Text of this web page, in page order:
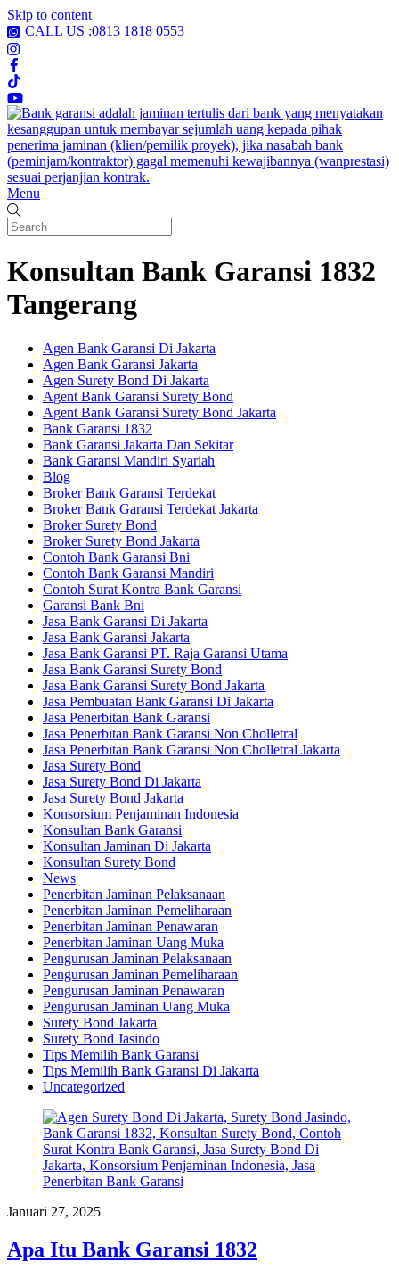
Skip to content
CALL US :0813 1818 0553
Menu
Konsultan Bank Garansi 1832
Tangerang
Agen Bank Garansi Di Jakarta
Agen Bank Garansi Jakarta
Agen Surety Bond Di Jakarta
Agent Bank Garansi Surety Bond
Agent Bank Garansi Surety Bond Jakarta
Bank Garansi 1832
Bank Garansi Jakarta Dan Sekitar
Bank Garansi Mandiri Syariah
Blog
Broker Bank Garansi Terdekat
Broker Bank Garansi Terdekat Jakarta
Broker Surety Bond
Broker Surety Bond Jakarta
Contoh Bank Garansi Bni
Contoh Bank Garansi Mandiri
Contoh Surat Kontra Bank Garansi
Garansi Bank Bni
Jasa Bank Garansi Di Jakarta
Jasa Bank Garansi Jakarta
Jasa Bank Garansi PT. Raja Garansi Utama
Jasa Bank Garansi Surety Bond
Jasa Bank Garansi Surety Bond Jakarta
Jasa Pembuatan Bank Garansi Di Jakarta
Jasa Penerbitan Bank Garansi
Jasa Penerbitan Bank Garansi Non Cholletral
Jasa Penerbitan Bank Garansi Non Cholletral Jakarta
Jasa Surety Bond
Jasa Surety Bond Di Jakarta
Jasa Surety Bond Jakarta
Konsorsium Penjaminan Indonesia
Konsultan Bank Garansi
Konsultan Jaminan Di Jakarta
Konsultan Surety Bond
News
Penerbitan Jaminan Pelaksanaan
Penerbitan Jaminan Pemeliharaan
Penerbitan Jaminan Penawaran
Penerbitan Jaminan Uang Muka
Pengurusan Jaminan Pelaksanaan
Pengurusan Jaminan Pemeliharaan
Pengurusan Jaminan Penawaran
Pengurusan Jaminan Uang Muka
Surety Bond Jakarta
Surety Bond Jasindo
Tips Memilih Bank Garansi
Tips Memilih Bank Garansi Di Jakarta
Uncategorized
Januari 27, 2025
Apa Itu Bank Garansi 1832